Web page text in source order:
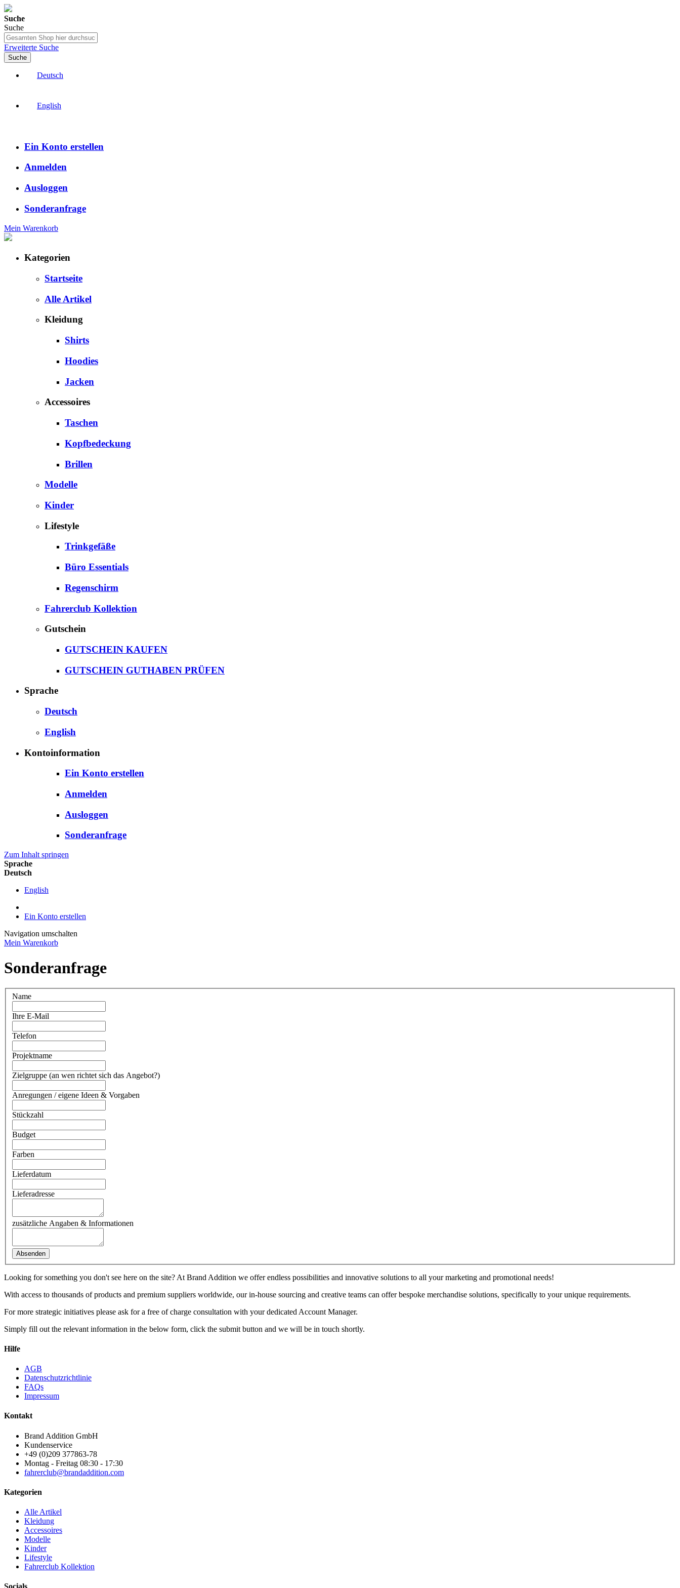
Suche
Suche
Erweiterte Suche
Suche
Deutsch
English
Ein Konto erstellen
Anmelden
Ausloggen
Sonderanfrage
Mein Warenkorb
Kategorien
Startseite
Alle Artikel
Kleidung
Shirts
Hoodies
Jacken
Accessoires
Taschen
Kopfbedeckung
Brillen
Modelle
Kinder
Lifestyle
Trinkgefäße
Büro Essentials
Regenschirm
Fahrerclub Kollektion
Gutschein
GUTSCHEIN KAUFEN
GUTSCHEIN GUTHABEN PRÜFEN
Sprache
Deutsch
English
Kontoinformation
Ein Konto erstellen
Anmelden
Ausloggen
Sonderanfrage
Zum Inhalt springen
Sprache
Deutsch
English
Ein Konto erstellen
Navigation umschalten
Mein Warenkorb
Sonderanfrage
Name
Ihre E-Mail
Telefon
Projektname
Zielgruppe (an wen richtet sich das Angebot?)
Anregungen / eigene Ideen & Vorgaben
Stückzahl
Budget
Farben
Lieferdatum
Lieferadresse
zusätzliche Angaben & Informationen
Absenden
Looking for something you don't see here on the site? At Brand Addition we offer endless possibilities and innovative solutions to all your marketing and promotional needs!
With access to thousands of products and premium suppliers worldwide, our in-house sourcing and creative teams can offer bespoke merchandise solutions, specifically to your unique requirements.
For more strategic initiatives please ask for a free of charge consultation with your dedicated Account Manager.
Simply fill out the relevant information in the below form, click the submit button and we will be in touch shortly.
Hilfe
AGB
Datenschutzrichtlinie
FAQs
Impressum
Kontakt
Brand Addition GmbH
Kundenservice
+49 (0)209 377863-78
Montag - Freitag 08:30 - 17:30
fahrerclub@brandaddition.com
Kategorien
Alle Artikel
Kleidung
Accessoires
Modelle
Kinder
Lifestyle
Fahrerclub Kollektion